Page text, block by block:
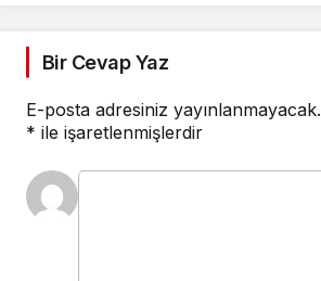
Bir Cevap Yaz
E-posta adresiniz yayınlanmayacak.
* ile işaretlenmişlerdir